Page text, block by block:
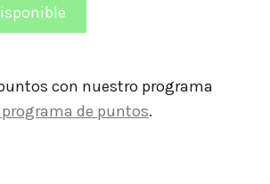
con nuestro programa
de puntos.